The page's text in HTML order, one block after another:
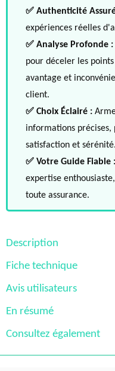
✅ Authenticité
expériences réelles
✅ Analyse Profonde :
pour déceler les
avantage et
client.
✅ Choix Éclairé :
informations
satisfaction et sérénité.
✅ Votre Guide Fiable :
expertise
toute assurance.
Description
Fiche technique
Avis utilisateurs
En résumé
Consultez également